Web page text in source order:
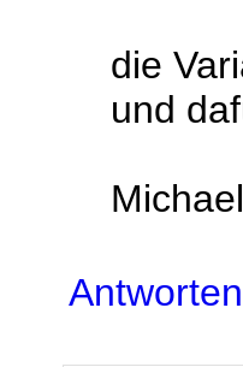
die
und
Michael
Antworten